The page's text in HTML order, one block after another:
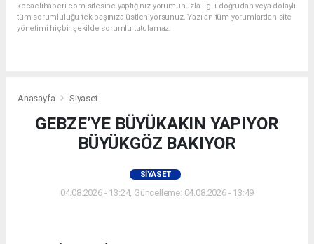
kocaelihaberi.com sitesine yaptığınız yorumunuzla ilgili doğrudan veya dolaylı
tüm sorumluluğu tek başınıza üstleniyorsunuz. Yazılan tüm yorumlardan site
yönetimi hiçbir şekilde sorumlu tutulamaz.
Anasayfa Siyaset
GEBZE’YE BÜYÜKAKIN YAPIYOR
BÜYÜKGÖZ BAKIYOR
SIYASET
04.08.2026 - 13:24, Güncelleme: 04.08.2026 - 13:49